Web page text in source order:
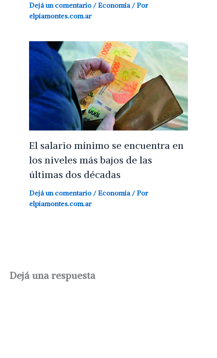
Dejá un comentario / Economía / Por
elpiamontes.com.ar
El salario mínimo se encuentra en
los niveles más bajos de las
últimas dos décadas
Dejá un comentario / Economía / Por
elpiamontes.com.ar
Dejá una respuesta